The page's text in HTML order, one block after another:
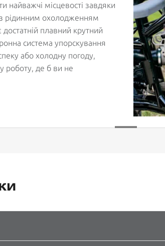
найважчі місцевості завдяки
рідинним охолодженням
плавний крутний
система упорскування
або холодну погоду,
роботу, де б ви не